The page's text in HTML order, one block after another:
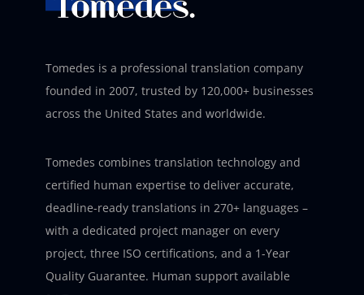
Tomedes is a professional translation company
founded in 2007, trusted by 120,000+ businesses
across the United States and worldwide.
Tomedes combines translation technology and
certified human expertise to deliver accurate,
deadline-ready translations in 270+ languages –
with a dedicated project manager on every
project, three ISO certifications, and a 1-Year
Quality Guarantee. Human support available